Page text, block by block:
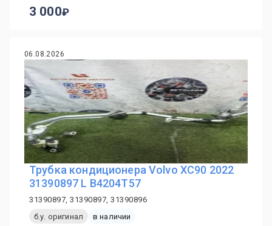
3 000
06.08.2026
Трубка кондиционера Volvo XC90 2022
31390897 L B4204T57
31390897, 31390897, 31390896
б.у. оригинал
в наличии